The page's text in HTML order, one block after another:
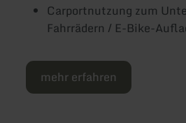
Carportnutzung zum
Fahrrädern / E-Bike-
mehr erfahren